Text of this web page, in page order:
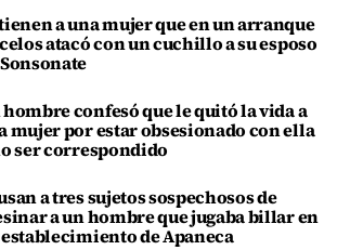
a una mujer que en un arranque
atacó con un cuchillo a su esposo
hombre confesó que le quitó la vida a
mujer por estar obsesionado con ella
ser correspondido
a tres sujetos sospechosos de
a un hombre que jugaba billar en
de Apaneca